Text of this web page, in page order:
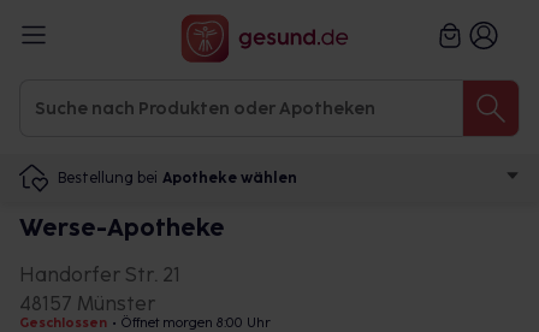
Bestellung bei Apotheke wählen
Werse-Apotheke
Handorfer Str. 21
48157 Münster
Geschlossen • Öffnet morgen 8:00 Uhr